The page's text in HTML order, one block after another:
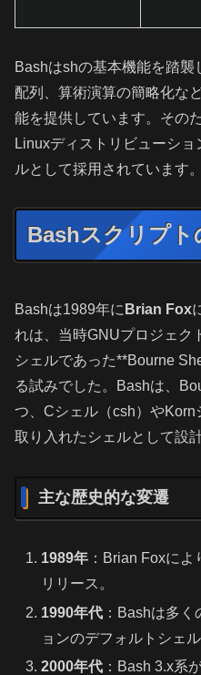
Bashはshの基本機能を踏襲
配列、算術演算の簡略化な
能を提供しています。その
Linuxディストリビューシ
ルとして採用されています。
Bashスクリプト
Bashは1989年に Brian Fox
れは、当時GNUプロジェク
シェルであった**Bourne
る試みでした。Bashは、
つ、Cシェル（csh）や
取り入れたシェルとして設
主な歴史的な変遷
1989年 ：Brian Foxに
リリース。
1990年代 ：Bashは多
ョンのデフォルトシェ
2000年代 ：Bash 3.x系